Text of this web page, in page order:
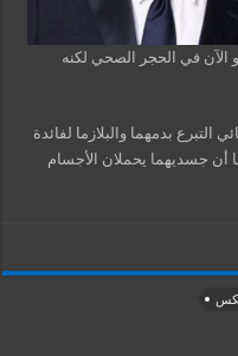
الآن في الحجر الصحي لكنه
بدمهما والبلازما لفائدة
أن جسديهما يحملان الأجسام